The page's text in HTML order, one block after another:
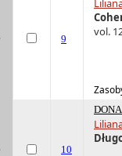
9
vol.
10